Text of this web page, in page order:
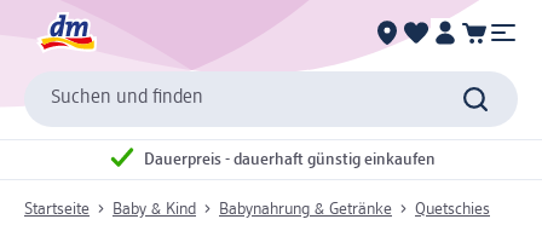
Suchen und finden
Dauerpreis - dauerhaft günstig einkaufen
Startseite Baby & Kind Babynahrung & Getränke Quetschies